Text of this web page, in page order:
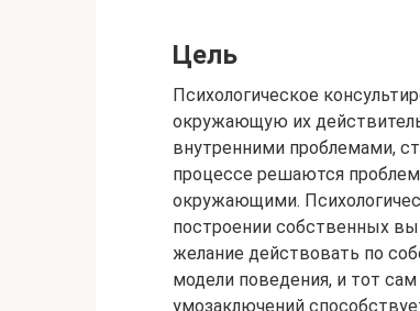
Цель
Психологическое
окружающую их
внутренними проблемами,
процессе решаются
окружающими.
построении собственных
желание действовать по
модели поведения, и тот
умозаключений